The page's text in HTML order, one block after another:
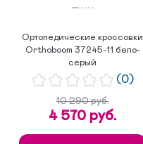
Ортопедические кроссовки
Orthoboom 37245-11 бело-
серый
(0)
10 290 руб.
4 570 руб.